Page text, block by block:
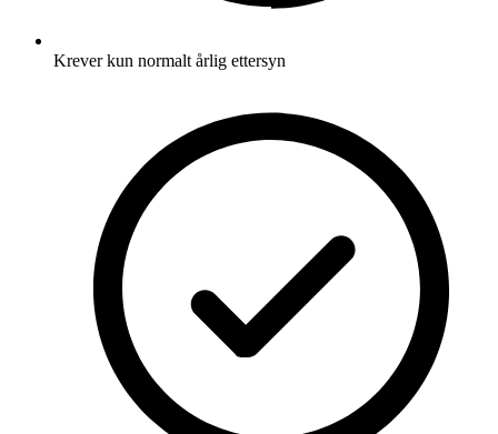
Krever kun normalt årlig ettersyn